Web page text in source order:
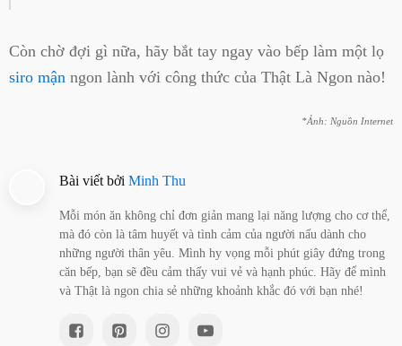
Còn chờ đợi gì nữa, hãy bắt tay ngay vào bếp làm một lọ
siro mận ngon lành với công thức của Thật Là Ngon nào!
*Ảnh: Nguồn Internet
Bài viết bởi Minh Thu
Mỗi món ăn không chỉ đơn giản mang lại năng lượng cho cơ thể,
mà đó còn là tâm huyết và tình cảm của người nấu dành cho
những người thân yêu. Mình hy vọng mỗi phút giây đứng trong
căn bếp, bạn sẽ đều cảm thấy vui vẻ và hạnh phúc. Hãy để mình
và Thật là ngon chia sẻ những khoảnh khắc đó với bạn nhé!